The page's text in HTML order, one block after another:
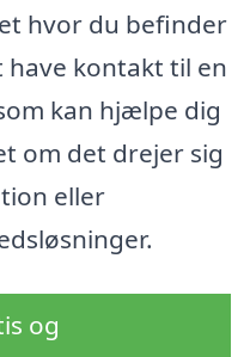
hvor du befinder
kontakt til en
kan hjælpe dig
om det drejer sig
eller
og